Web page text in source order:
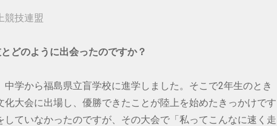
競技連盟
どのように出会ったのですか？
学から福島県立盲学校に進学しました。そこで2年生のとき
化大会に出場し、優勝できたことが陸上を始めたきっかけです
していなかったのですが、その大会で「私ってこんなに速く走